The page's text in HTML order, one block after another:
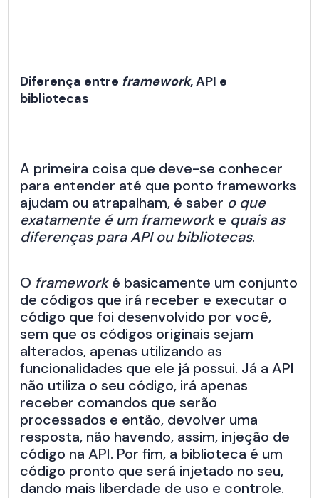
Diferença entre framework, API e
bibliotecas
A primeira coisa que deve-se conhecer
para entender até que ponto frameworks
ajudam ou atrapalham, é saber o que
exatamente é um frameworke quais as
diferenças para API ou bibliotecas.
O frameworké basicamente um conjunto
de códigos que irá receber e executar o
código que foi desenvolvido por você,
sem que os códigos originais sejam
alterados, apenas utilizando as
funcionalidades que ele já possui. Já a API
não utiliza o seu código, irá apenas
receber comandos que serão
processados e então, devolver uma
resposta, não havendo, assim, injeção de
código na API. Por fim, a biblioteca é um
código pronto que será injetado no seu,
dando mais liberdade de uso e controle.